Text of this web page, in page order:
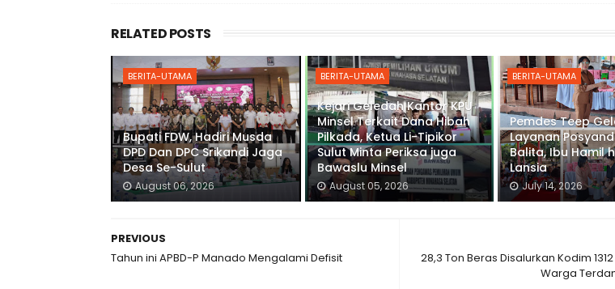
RELATED POSTS
BERITA-UTAMA
Bupati FDW, Hadiri Musda
DPD Dan DPC Srikandi Jaga
Desa Se-Sulut
August 06, 2026
BERITA-UTAMA
Kejari Geledah Kantor KPU
Minsel Terkait Dana Hibah
Pilkada, Ketua Li-Tipikor
Sulut Minta Periksa juga
Bawaslu Minsel
August 05, 2026
BERITA-UTAMA
Pemdes Teep
Layanan
Balita, Ibu Hamil
Lansia
July 14, 2026
28,3 Ton Beras Disalurkan Kodim
Warga
PREVIOUS
Tahun ini APBD-P Manado Mengalami Defisit